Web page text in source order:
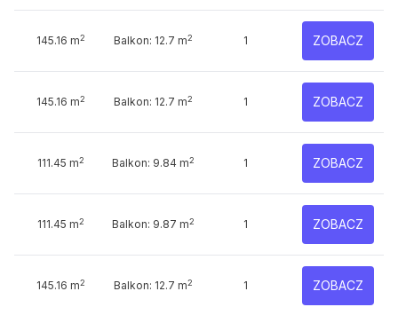
145.16 m2 Balkon: 12.7 m2 1 ZOBACZ
145.16 m2 Balkon: 12.7 m2 1 ZOBACZ
111.45 m2 Balkon: 9.84 m2 1 ZOBACZ
111.45 m2 Balkon: 9.87 m2 1 ZOBACZ
145.16 m2 Balkon: 12.7 m2 1 ZOBACZ